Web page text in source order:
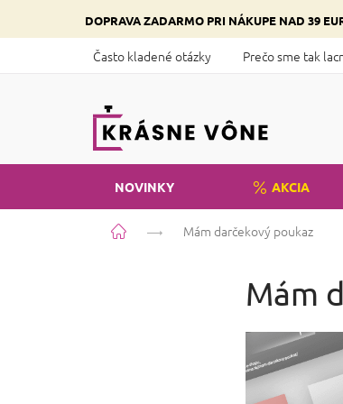
obsah
DOPRAVA ZADARMO PRI NÁKUPE NAD 39
Často kladené otázky Prečo sme tak
NOVINKY AKCIA
Domov Mám darčekový poukaz
Mám